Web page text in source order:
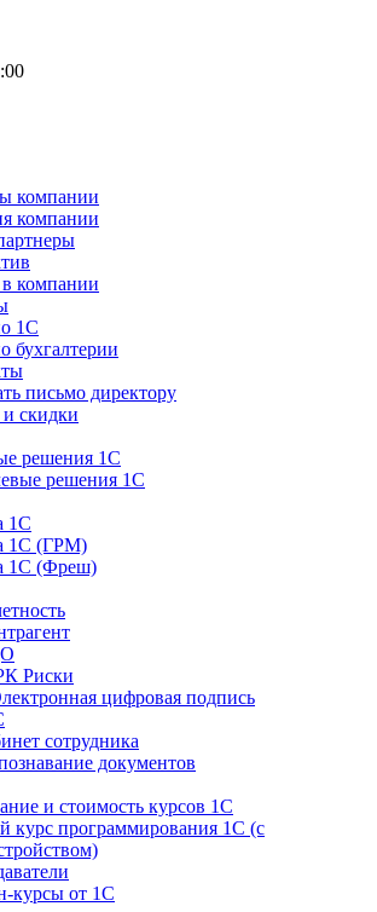
компании
компании
в компании
1С
бухгалтерии
письмо директору
скидки
решения 1С
решения 1С
1С
1С (ГРМ)
1С (Фреш)
Риски
цифровая подпись
сотрудника
документов
и стоимость курсов 1С
курс программирования 1С (с
курсы от 1С